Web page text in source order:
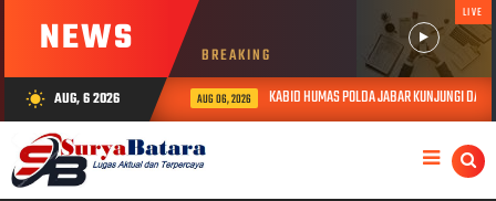
NEWS BREAKING
LIVE
wb_sunny AUG, 6 2026 AUG 06, 2026 KABID HUMAS POLDA JABAR KUNJUNGI DAN